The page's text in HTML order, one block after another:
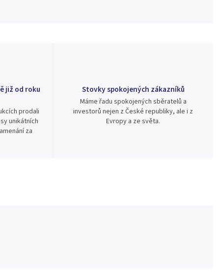
již od roku
prodali
unikátních
za
Stovky spokojených zákazníků
Máme řadu spokojených sběratelů a
investorů nejen z České republiky, ale i z
Evropy a ze světa.